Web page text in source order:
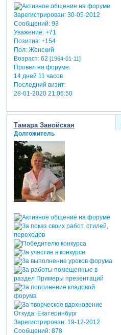
Зарегистрирован: 30-05-2012
Сообщений:93
Уважение: +71
Позитив: +154
Пол:Женский
Возраст:62 [1964-01-11]
Провел на форуме:
14 дней 11 часов
Последний визит:
28-01-2020 21:06:50
Тамара Завойская
Долгожитель
Откуда:Екатеринбург
Зарегистрирован: 19-12-2012
Сообщений:878